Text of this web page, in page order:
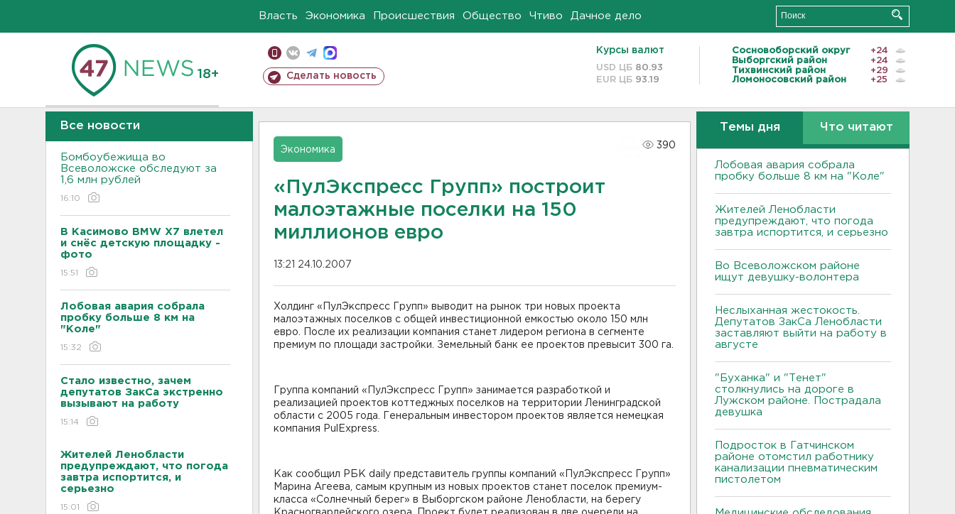
Власть Экономика Происшествия Общество Чтиво Дачное дело
18+ Сделать новость
Курсы валют
USD ЦБ 80.93
EUR ЦБ 93.19
Сосновоборский округ
+24
Выборгский район
+24
Тихвинский район
+29
Ломоносовский район
+25
Все новости
Бомбоубежища во
Всеволожске обследуют за
1,6 млн рублей
16:10
В Касимово BMW X7 влетел
и снёс детскую площадку -
фото
15:51
Лобовая авария собрала
пробку больше 8 км на
"Коле"
15:32
Стало известно, зачем
депутатов ЗакСа экстренно
вызывают на работу
15:14
Жителей Ленобласти
предупреждают, что погода
завтра испортится, и
серьезно
15:01
Экономика
390
«ПулЭкспресс Групп» построит
малоэтажные поселки на 150
миллионов евро
13:21 24.10.2007
Холдинг «ПулЭкспресс Групп» выводит на рынок три новых проекта
малоэтажных поселков с общей инвестиционной емкостью около 150 млн
евро. После их реализации компания станет лидером региона в сегменте
премиум по площади застройки. Земельный банк ее проектов превысит 300 га.
Группа компаний «ПулЭкспресс Групп» занимается разработкой и
реализацией проектов коттеджных поселков на территории Ленинградской
области с 2005 года. Генеральным инвестором проектов является немецкая
компания PulExpress.
Как сообщил РБК daily представитель группы компаний «ПулЭкспресс Групп»
Марина Агеева, самым крупным из новых проектов станет поселок премиум-
класса «Солнечный берег» в Выборгском районе Ленобласти, на берегу
Темы дня Что читают
Лобовая авария собрала
пробку больше 8 км на "Коле"
Жителей Ленобласти
предупреждают, что погода
завтра испортится, и серьезно
Во Всеволожском районе
ищут девушку-волонтера
Неслыханная жестокость.
Депутатов ЗакСа Ленобласти
заставляют выйти на работу в
августе
"Буханка" и "Тенет"
столкнулись на дороге в
Лужском районе. Пострадала
девушка
Подросток в Гатчинском
районе отомстил работнику
канализации пневматическим
пистолетом